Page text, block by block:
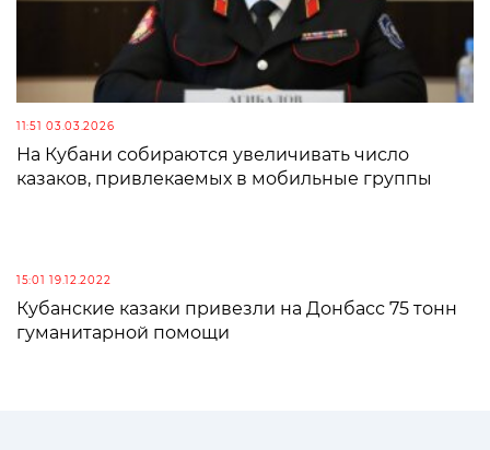
11:51 03.03.2026
На Кубани собираются увеличивать число
казаков, привлекаемых в мобильные группы
15:01 19.12.2022
Кубанские казаки привезли на Донбасс 75 тонн
гуманитарной помощи